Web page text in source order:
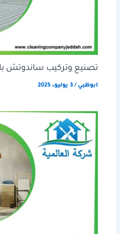
تصنيع وتركيب ساندوتش
ابوظبي /3 يوليو، 2025